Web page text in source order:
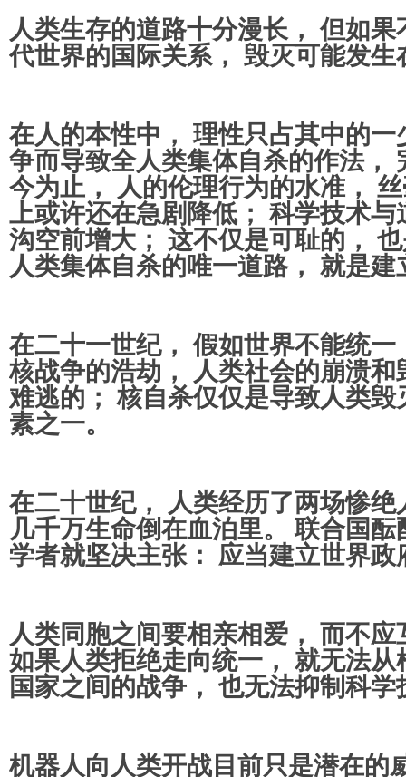
人类生存的道路十分漫长， 但如
代世界的国际关系， 毁灭可能发生
在人的本性中， 理性只占其中的一
争而导致全人类集体自杀的作法，
今为止， 人的伦理行为的水准，
上或许还在急剧降低； 科学技术
沟空前增大； 这不仅是可耻的，
人类集体自杀的唯一道路， 就是建
在二十一世纪， 假如世界不能统一
核战争的浩劫， 人类社会的崩溃和
难逃的； 核自杀仅仅是导致人类
素之一。
在二十世纪， 人类经历了两场惨
几千万生命倒在血泊里。 联合国
学者就坚决主张： 应当建立世界政
人类同胞之间要相亲相爱， 而不
如果人类拒绝走向统一， 就无法
国家之间的战争， 也无法抑制科
机器人向人类开战目前只是潜在的